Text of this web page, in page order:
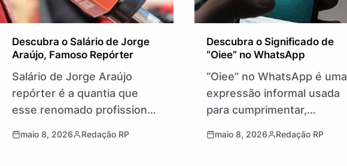
Descubra o Salário de Jorge
Araújo, Famoso Repórter
Salário de Jorge Araújo
repórter é a quantia que
esse renomado profissional
seu trabalho na área
maio 8, 2026 Redação RP
Descubra o Significado de
“Oiee” no WhatsApp
“Oiee” no WhatsApp é uma
expressão informal usada
para cumprimentar,
uma conversa de forma
maio 8, 2026 Redação RP